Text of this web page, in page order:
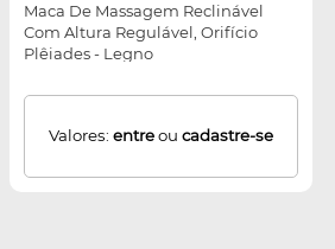
Maca De Massagem Reclinável
Com Altura Regulável, Orifício
Plêiades - Legno
Valores: entreou cadastre-se